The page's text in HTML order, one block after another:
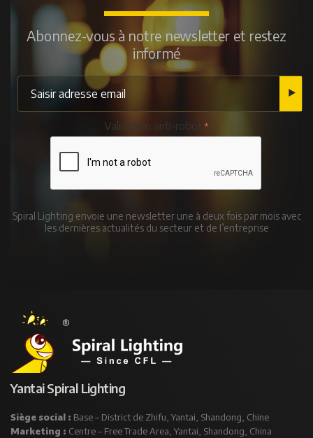
Abonnez-vous à notre newsletter et restez
informé
Validation anti-robot
Spiral Lighting envoie une newsletter une à deux fois par mois avec
les dernières actualités du secteur et de l’entreprise
Yantai Spiral Lighting
Siège social : Base – District de Zhifu, Yantai, Shandong, Chine
Marketing : Centre – Free Trade Area, Yantai, Shandong, China